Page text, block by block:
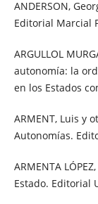
ANDERSON,
Editorial Marcial
ARGULLOL
autonomía: la
en los Estados
ARMENT, Luis y
Autonomías.
ARMENTA
Estado. Editorial